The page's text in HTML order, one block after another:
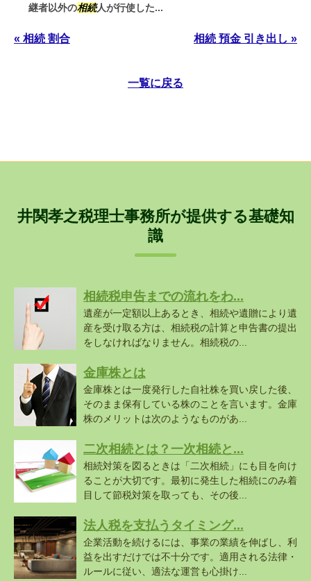
継者以外の相続人が行使した...
« 相続 割合 相続 預金 引き出し »
一覧に戻る
井関孝之税理士事務所が提供する基礎知
識
相続税申告までの流れをわ...
遺産が一定額以上あるとき、相続や遺贈により遺
産を受け取る方は、相続税の計算と申告書の提出
をしなければなりません。相続税の...
金庫株とは
金庫株とは一度発行した自社株を買い戻した後、
そのまま保有している株のことを言います。金庫
株のメリットは次のようなものがあ...
二次相続とは？一次相続と...
相続対策を図るときは「二次相続」にも目を向け
ることが大切です。最初に発生した相続にのみ着
目して節税対策を取っても、その後...
法人税を支払うタイミング...
企業活動を続けるには、事業の業績を伸ばし、利
益を出すだけでは不十分です。適用される法律・
ルールに従い、適法な運営も心掛け...